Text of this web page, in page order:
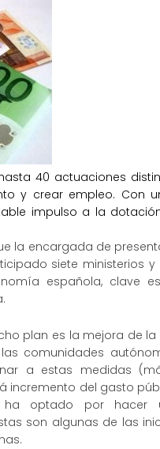
40 actuaciones
y crear empleo. Con
impulso a la
la encargada de
siete ministerios
española, clave
plan es la mejora de
comunidades
a estas medidas
incremento del gasto
optado por hacer
son algunas de las